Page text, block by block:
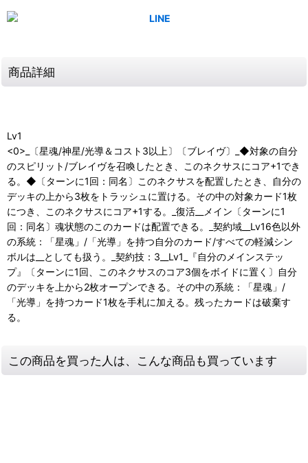
商品詳細
Lv1
<0>_〔星魂/神星/光導＆コスト3以上〕〔ブレイヴ〕_◆対象の自分
のスピリット/ブレイヴを召喚したとき、このネクサスにコア+1でき
る。◆〔ターンに1回：同名〕このネクサスを配置したとき、自分の
デッキの上から3枚をトラッシュに置ける。その中の対象カード1枚
につき、このネクサスにコア+1する。_復活__メイン〔ターンに1
回：同名〕魂状態のこのカードは配置できる。_契約域__Lv16色以外
の系統：「星魂」/「光導」を持つ自分のカード/すべての軽減シン
ボルは__としても扱う。_契約技：3__Lv1_『自分のメインステッ
プ』〔ターンに1回、このネクサスのコア3個をボイドに置く〕自分
のデッキを上から2枚オープンできる。その中の系統：「星魂」/
「光導」を持つカード1枚を手札に加える。残ったカードは破棄す
る。
この商品を買った人は、こんな商品も買っています